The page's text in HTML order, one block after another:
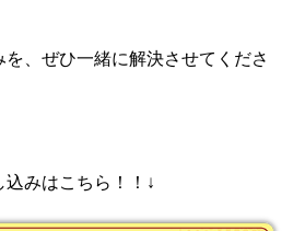
、ぜひ一緒に解決させてくださ
みはこちら！！↓